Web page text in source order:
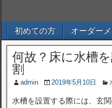
初めての方 オーダー
何故？床に水槽
割
admin 2019年5月10日
水槽を設置する際には、玄